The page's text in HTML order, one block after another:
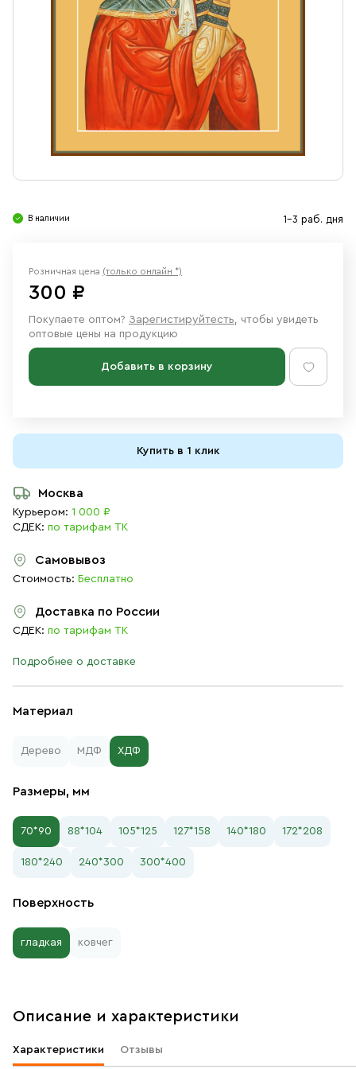
Ювелирные изделия
В наличии 1-3 раб. дня
Материал
Дерево МДФ ХДФ
Размеры, мм
70*90 88*104 105*125 127*158 140*180 172*208
180*240 240*300 300*400
Поверхность
гладкая ковчег
Розничная цена (только онлайн *)
300 ₽
Покупаете оптом? Зарегистируйтесть, чтобы увидеть
оптовые цены на продукцию
Добавить в корзину
Купить в 1 клик
Москва
Курьером: 1 000 ₽
СДЕК: по тарифам ТК
Самовывоз
Стоимость: Бесплатно
Доставка по России
СДЕК: по тарифам ТК
Подробнее о доставке
Описание и характеристики
Характеристики Отзывы